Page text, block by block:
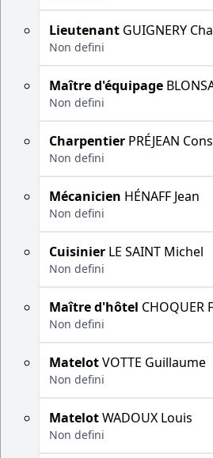
Lieutenant GUIGNERY
Non defini
Maître d'équipage
Non defini
Charpentier PRÉJEAN
Non defini
Mécanicien HÉNAFF Jean
Non defini
Cuisinier LE SAINT Michel
Non defini
Maître d'hôtel CHOQUER
Non defini
MatelotVOTTE Guillaume
Non defini
MatelotWADOUX Louis
Non defini